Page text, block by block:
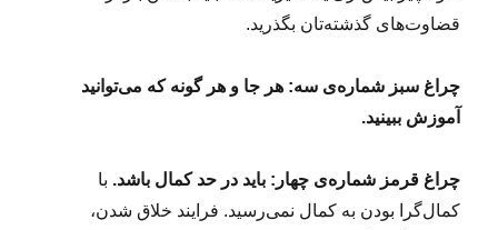
قضاوت‌های گذشته‌تان بگذرید.
چراغ سبز شماره‌ی سه: هر جا و هر گونه که می‌توانید
آموزش ببینید.
چراغ قرمز شماره‌ی چهار: باید در حد کمال باشد. با
کمال‌گرا بودن به کمال نمی‌رسید. فرایند خلاق شدن،